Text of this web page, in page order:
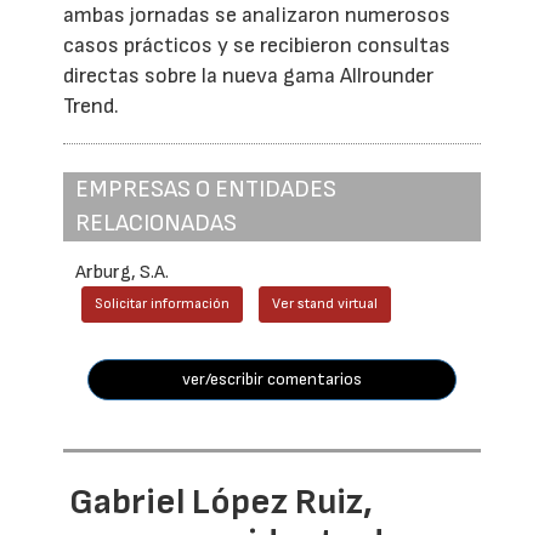
ambas jornadas se analizaron numerosos
casos prácticos y se recibieron consultas
directas sobre la nueva gama Allrounder
Trend.
EMPRESAS O ENTIDADES
RELACIONADAS
Arburg, S.A.
Solicitar información Ver stand virtual
ver/escribir comentarios
Gabriel López Ruiz,